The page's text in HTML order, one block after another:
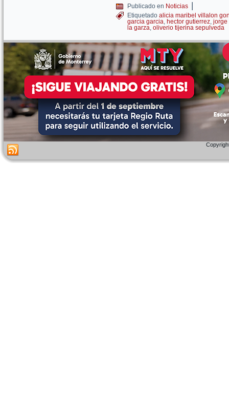
Publicado en Noticias |
Etiquetado alicia maribel villalon
garcia garcia, hector gutierrez, jorge
la garza, oliverio tijerina sepulveda